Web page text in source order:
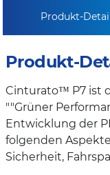
Produkt-
Produkt-
Cinturato™ P7 ist
""Grüner
Entwicklung der
folgenden
Sicherheit,